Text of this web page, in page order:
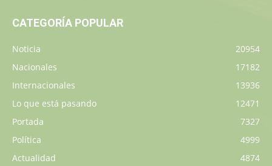
CATEGORÍA POPULAR
Noticia
20954
Nacionales
17182
Internacionales
13936
Lo que está pasando
12471
Portada
7327
Política
4999
Actualidad
4874